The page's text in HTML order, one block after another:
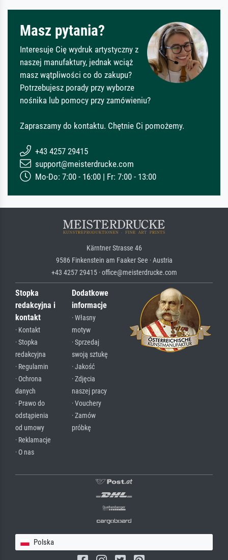
Masz pytania?
Interesuje Cię wydruk artystyczny z
naszej manufaktury, jednak wciąż
masz wątpliwości co do zakupu?
Potrzebujesz porady przy wyborze
nośnika lub pomocy przy zamówieniu?
Zapraszamy do kontaktu. Chętnie Ci pomożemy.
+43 4257 29415
support@meisterdrucke.com
Mo-Do: 7:00 - 16:00 | Fr: 7:00 - 13:00
Kärntner Strasse 46
9586 Finkenstein am Faaker See · Austria
+43 4257 29415 · office@meisterdrucke.com
Stopka
redakcyjna i
kontakt
· Kontakt
· Stopka
redakcyjna
· Regulamin
· Ochrona
danych
· Prawo do
odstąpienia
od umowy
· Reklamacje
· O nas
Dodatkowe
informacje
· Własny
motyw
· Sprzedaj
swoją sztukę
· Jakość
· Zdjęcia
naszej pracy
· Vouchery
· Zamów
próbkę
Polska